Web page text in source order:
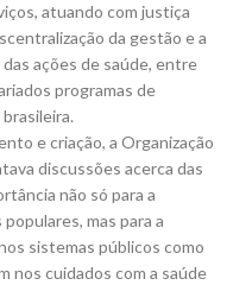
atuando com justiça
da gestão e a
ações de saúde, entre
programas de
e criação, a Organização
discussões acerca das
não só para a
mas para a
sistemas públicos como
nos cuidados com a saúde